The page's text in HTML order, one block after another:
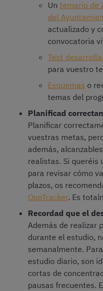
Un temario de
del
actualizado y
convocatoria
Test
para vuestro
Esquemas o
temas del
Planificad
Planificar
vuestras metas,
además,
realistas. Si queréis
para revisar cómo
plazos, os
OpoTracker. Es
Recordad que el
Además de realizar
durante el estudio,
semanalmente.
estudio diario, son
cortas de
pausas frecuentes.